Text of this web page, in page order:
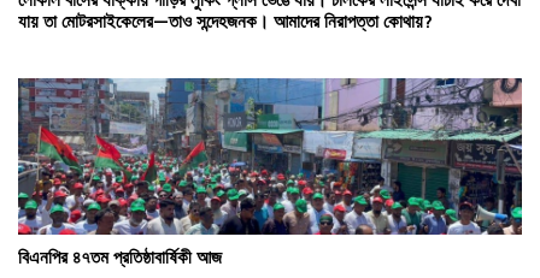
যায় তা মোটরসাইকেলের—তাও সন্দেহজনক। আমাদের নিরাপত্তা কোথায়?
বিএনপির ৪৭তম প্রতিষ্ঠাবার্ষিকী আজ